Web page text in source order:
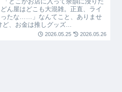
ん屋はどこも大混雑。正直、ライ
ったな……」なんてこと、ありませ
、お金は推しグッズ...
2026.05.25 2026.05.26